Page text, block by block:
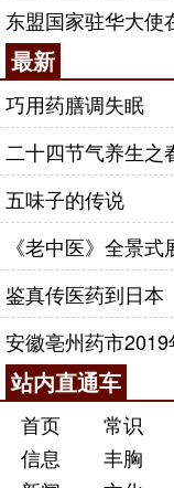
东盟国家驻华大使
最新
巧用药膳调失眠
二十四节气养生之
五味子的传说
《老中医》全景
鉴真传医药到日本
安徽亳州药市
站内直通车
首页 常识
信息
丰胸